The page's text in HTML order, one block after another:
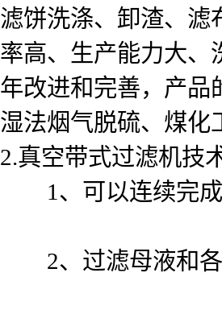
滤饼洗涤、卸渣、滤
率高、生产能力大、
年改进和完善，产品
湿法烟气脱硫、煤化
2.真空带式过滤机技
1、可以连续完成
2、过滤母液和各